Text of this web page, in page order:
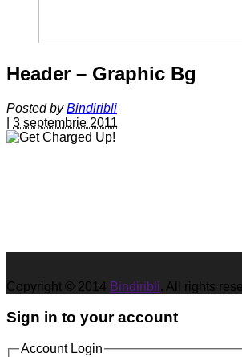
Header – Graphic Bg
Posted byBindiribli
3 septembrie 2011
Copyright © 2014 Bindiribli. All rights
Sign in to your account
Account Login